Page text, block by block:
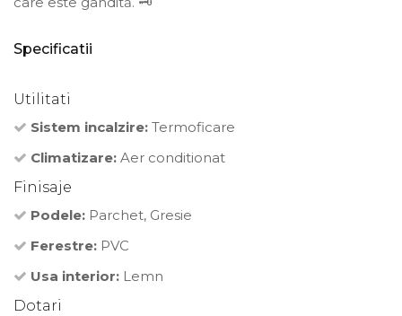
Specificatii
Utilitati
Sistem incalzire: Termoficare
Climatizare: Aer conditionat
Finisaje
Podele: Parchet, Gresie
Ferestre: PVC
Usa interior: Lemn
Dotari